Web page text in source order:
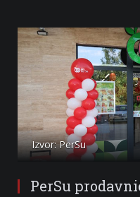
Izvor: PerSu
PerSu